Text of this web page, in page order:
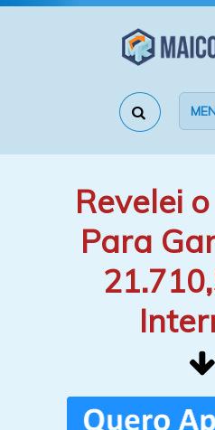
Revelei
Para